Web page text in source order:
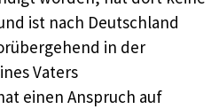
ist nach Deutschland
in der
Vaters
einen Anspruch auf